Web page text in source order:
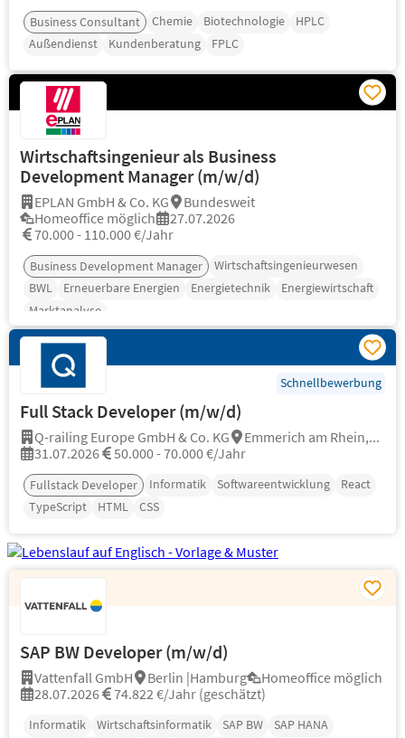
Business Consultant Chemie Biotechnologie
HPLC
Außendienst
Kundenberatung FPLC
Wirtschaftsingenieur als Business
Development Manager (m/w/d)
EPLAN GmbH & Co. KG
Bundesweit
Homeoffice möglich
27.07.2026
70.000 - 110.000 €/Jahr
Business Development Manager
Wirtschaftsingenieurwesen
BWL
Erneuerbare Energien Energietechnik
Energiewirtschaft
Marktanalyse
Schnellbewerbung
Full Stack Developer (m/w/d)
Q-railing Europe GmbH & Co. KG
Emmerich am Rhein,...
31.07.2026
50.000 - 70.000 €/Jahr
Fullstack Developer Informatik Softwareentwicklung
React
TypeScript
HTML CSS
SAP BW Developer (m/w/d)
Vattenfall GmbH Berlin |Hamburg
Homeoffice möglich
28.07.2026
74.822 €/Jahr (geschätzt)
Informatik Wirtschaftsinformatik SAP BW
SAP HANA